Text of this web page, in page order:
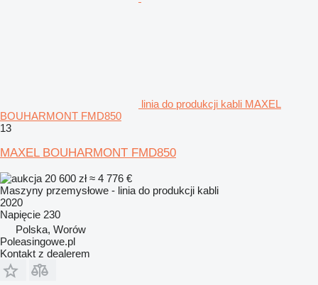
linia do produkcji kabli MAXEL
BOUHARMONT FMD850
13
MAXEL BOUHARMONT FMD850
20 600 zł≈ 4 776 €
Maszyny przemysłowe - linia do produkcji kabli
2020
Napięcie 230
Polska, Worów
Poleasingowe.pl
Kontakt z dealerem